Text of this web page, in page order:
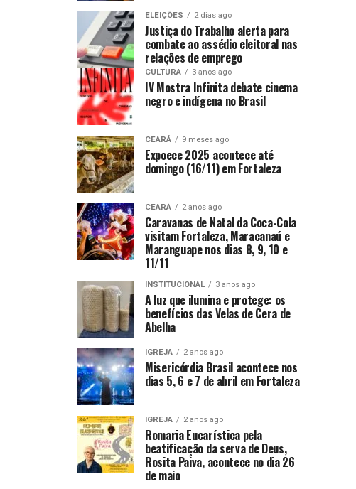
ELEIÇÕES 2 dias ago
Justiça do Trabalho alerta para
combate ao assédio eleitoral nas
relações de emprego
CULTURA 3 anos ago
IV Mostra Infinita debate cinema
negro e indígena no Brasil
CEARÁ 9 meses ago
Expoece 2025 acontece até
domingo (16/11) em Fortaleza
CEARÁ 2 anos ago
Caravanas de Natal da Coca-Cola
visitam Fortaleza, Maracanaú e
Maranguape nos dias 8, 9, 10 e
11/11
INSTITUCIONAL 3 anos ago
A luz que ilumina e protege: os
benefícios das Velas de Cera de
Abelha
IGREJA 2 anos ago
Misericórdia Brasil acontece nos
dias 5, 6 e 7 de abril em Fortaleza
IGREJA 2 anos ago
Romaria Eucarística pela
beatificação da serva de Deus,
Rosita Paiva, acontece no dia 26
de maio